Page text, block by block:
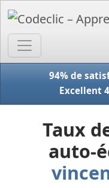
94% de
Excellent
Taux
auto-